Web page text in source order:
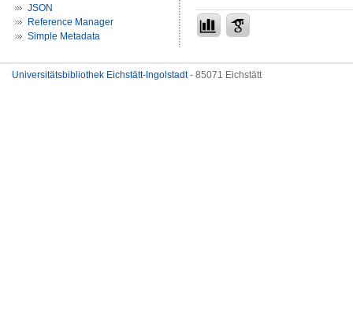
JSON
Reference Manager
Simple Metadata
Universitätsbibliothek Eichstätt-Ingolstadt- 85071 Eichstätt